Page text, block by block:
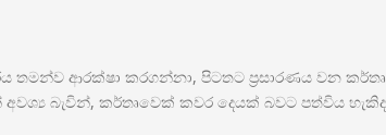
ආරක්ෂා කරගන්නා, පිටතට ප්‍රසාරණය වන
බැවින්, කර්තෘවෙක් කවර දෙයක් බවට පත්විය